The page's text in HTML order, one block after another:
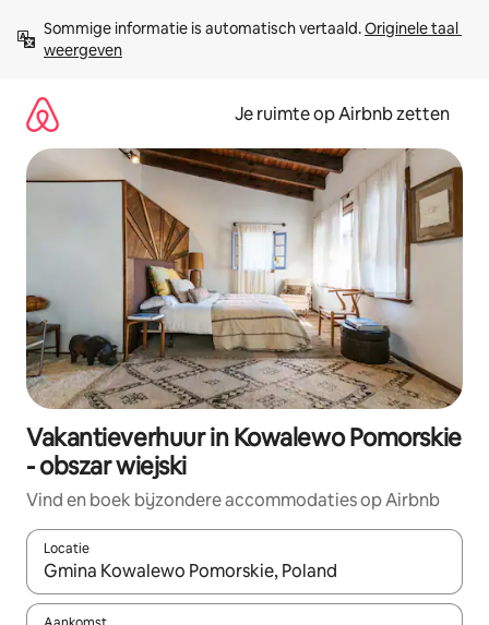
direct
naar
Sommige informatie is automatisch vertaald. Originele taal
weergeven
Je ruimte op Airbnb zetten
Vakantieverhuur in Kowalewo Pomorskie
- obszar wiejski
Vind en boek bijzondere accommodaties op Airbnb
Locatie
Wanneer er suggesties beschikbaar zijn, maak je een keuze